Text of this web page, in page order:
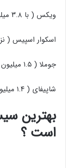
ویکس ( با ۳.۸ میلیون وب سایت فعال )
اسکوار اسپیس ( نزدیک به ۲
جوملا ( ۱.۵ میلیون وب سایت فعال )
شاپیفای ( ۱.۴ میلیون وب سایت فعال )
بهترین
است ؟